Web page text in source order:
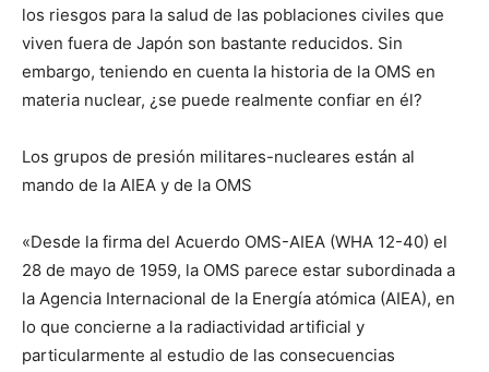
los riesgos para la salud de las poblaciones civiles que
viven fuera de Japón son bastante reducidos. Sin
embargo, teniendo en cuenta la historia de la OMS en
materia nuclear, ¿se puede realmente confiar en él?
Los grupos de presión militares-nucleares están al
mando de la AIEA y de la OMS
«Desde la firma del Acuerdo OMS-AIEA (WHA 12-40) el
28 de mayo de 1959, la OMS parece estar subordinada a
la Agencia Internacional de la Energía atómica (AIEA), en
lo que concierne a la radiactividad artificial y
particularmente al estudio de las consecuencias